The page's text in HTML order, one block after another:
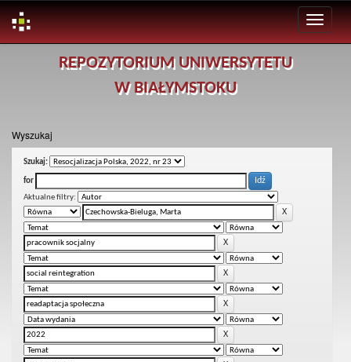
REPOZYTORIUM UNIWERSYTETU
W BIAŁYMSTOKU
Wyszukaj
Szukaj:
for
Aktualne filtry: